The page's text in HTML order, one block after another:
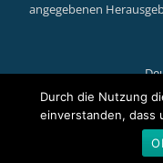
angegebenen
Secondary
Llorix One
Durch die Nutzung
einverstanden, dass